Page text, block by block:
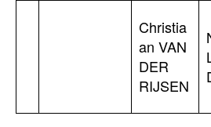
Christia
an VAN
DER
RIJSEN